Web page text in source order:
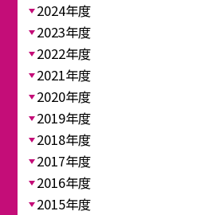
2024年度
2023年度
2022年度
2021年度
2020年度
2019年度
2018年度
2017年度
2016年度
2015年度